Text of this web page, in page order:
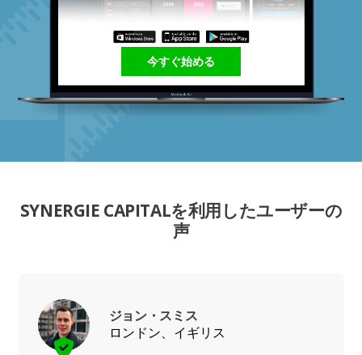
今すぐ始める
SYNERGIE CAPITALを利用したユーザーの
声
ジョン・スミス
ロンドン、イギリス